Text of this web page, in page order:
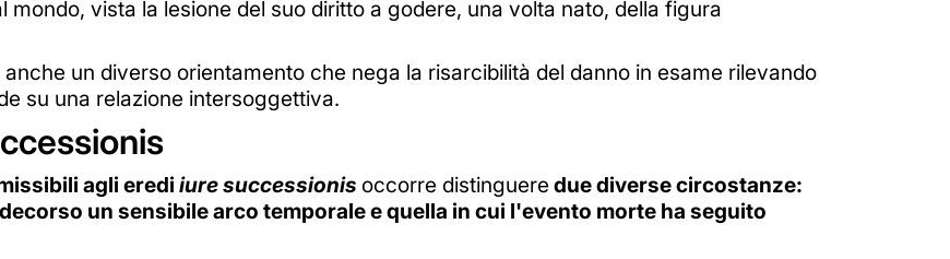
vista la lesione del suo diritto a godere, una volta nato, della figura
un diverso orientamento che nega la risarcibilità del danno in esame rilevando
su una relazione intersoggettiva.
agli eredi iure successionis occorre distinguere due diverse circostanze:
un sensibile arco temporale e quella in cui l'evento morte ha seguito